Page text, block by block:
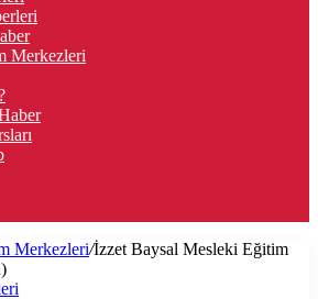
Merkezleri
Merkezleri/İzzet Baysal Mesleki Eğitim